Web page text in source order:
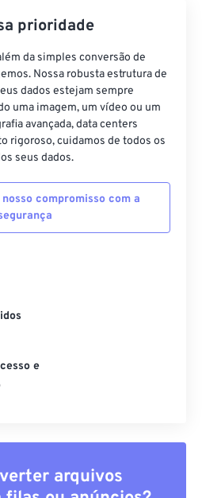
prioridade
da simples conversão de
Nossa robusta estrutura de
dados estejam sempre
uma imagem, um vídeo ou um
avançada, data centers
rigoroso, cuidamos de todos os
seus dados.
compromisso com a
e
arquivos